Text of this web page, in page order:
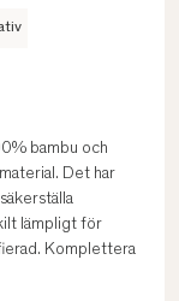
bambu och
Det har
lämpligt för
Komplettera